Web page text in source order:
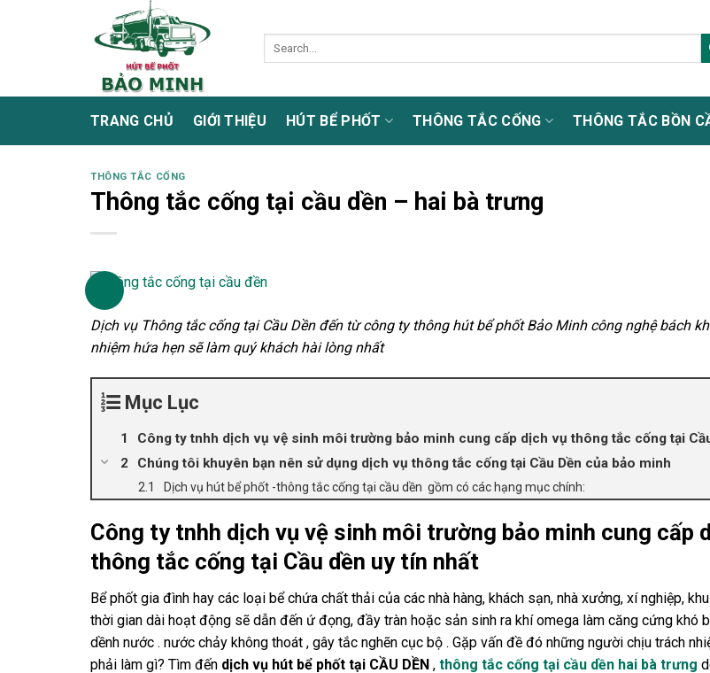
TRANG CHỦ GIỚI THIỆU HÚT BỂ PHỐT THÔNG TẮC CỐNG THÔNG TẮC BỒN
THÔNG TẮC CỐNG
Thông tắc cống tại cầu dền – hai bà trưng
Dịch vụ Thông tắc cống tại Cầu Dền đến từ công ty thông hút bể phốt Bảo Minh công nghệ bách
nhiệm hứa hẹn sẽ làm quý khách hài lòng nhất
Mục Lục
Công ty tnhh dịch vụ vệ sinh môi trường bảo minh cung cấp dịch vụ thông tắc cống tại
Chúng tôi khuyên bạn nên sử dụng dịch vụ thông tắc cống tại Cầu Dền của bảo minh
Dịch vụ hút bể phốt -thông tắc cống tại cầu dền gồm có các hạng mục chính:
Công ty tnhh dịch vụ vệ sinh môi trường bảo minh cung cấp
thông tắc cống tại Cầu dền uy tín nhất
Bể phốt gia đình hay các loại bể chứa chất thải của các nhà hàng, khách sạn, nhà xưởng, xí nghiệp,
thời gian dài hoạt động sẽ dẫn đến ứ đọng, đầy tràn hoặc sản sinh ra khí omega làm căng cứng khó
dềnh nước . nước chảy không thoát , gây tắc nghẽn cục bộ . Gặp vấn đề đó những người chịu trách
phải làm gì? Tìm đến dịch vụ hút bể phốt tại CẦU DỀN , thông tắc cống tại cầu dền hai bà trưng